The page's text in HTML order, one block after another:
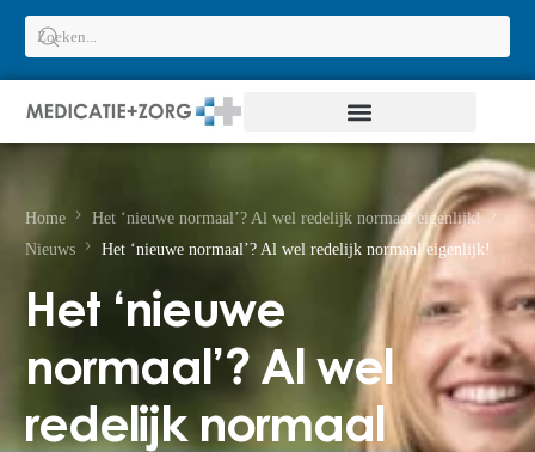
Home
Het ‘nieuwe normaal’? Al wel redelijk normaal eigenlijk!
Nieuws
Het ‘nieuwe normaal’? Al wel redelijk normaal eigenlijk!
Het ‘nieuwe
normaal’? Al wel
redelijk normaal